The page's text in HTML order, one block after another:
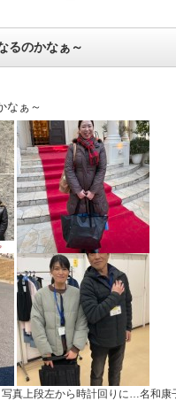
るのかなぁ～
なぁ～
真上段左から時計回りに…名和康